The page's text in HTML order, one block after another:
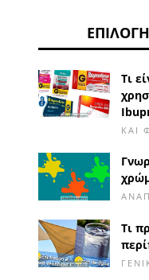
Τι
ΚΑΙ
Τι